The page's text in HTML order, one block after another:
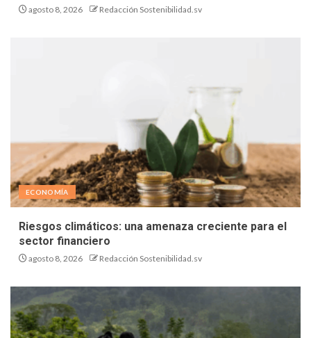
agosto 8, 2026 Redacción Sostenibilidad.sv
ECONOMÍA
Riesgos climáticos: una amenaza creciente para el
sector financiero
agosto 8, 2026 Redacción Sostenibilidad.sv